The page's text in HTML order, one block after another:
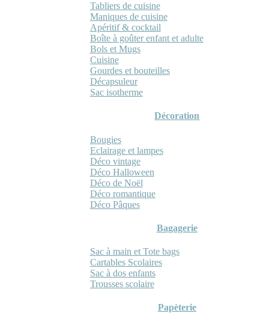
Tabliers de cuisine
Maniques de cuisine
Apéritif & cocktail
Boîte à goûter enfant et adulte
Bols et Mugs
Cuisine
Gourdes et bouteilles
Décapsuleur
Sac isotherme
Décoration
Bougies
Eclairage et lampes
Déco vintage
Déco Halloween
Déco de Noël
Déco romantique
Déco Pâques
Bagagerie
Sac à main et Tote bags
Cartables Scolaires
Sac à dos enfants
Trousses scolaire
Papèterie